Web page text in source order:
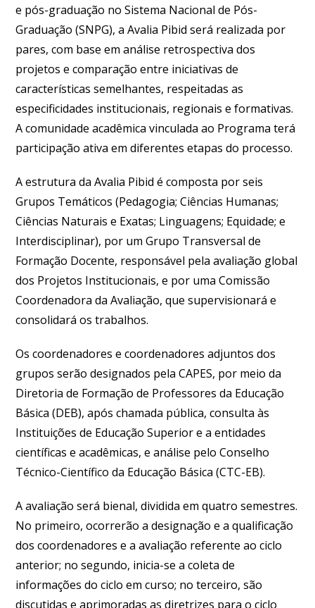
e pós-graduação no Sistema Nacional de Pós-
Graduação (SNPG), a Avalia Pibid será realizada por
pares, com base em análise retrospectiva dos
projetos e comparação entre iniciativas de
características semelhantes, respeitadas as
especificidades institucionais, regionais e formativas.
A comunidade acadêmica vinculada ao Programa terá
participação ativa em diferentes etapas do processo.
A estrutura da Avalia Pibid é composta por seis
Grupos Temáticos (Pedagogia; Ciências Humanas;
Ciências Naturais e Exatas; Linguagens; Equidade; e
Interdisciplinar), por um Grupo Transversal de
Formação Docente, responsável pela avaliação global
dos Projetos Institucionais, e por uma Comissão
Coordenadora da Avaliação, que supervisionará e
consolidará os trabalhos.
Os coordenadores e coordenadores adjuntos dos
grupos serão designados pela CAPES, por meio da
Diretoria de Formação de Professores da Educação
Básica (DEB), após chamada pública, consulta às
Instituições de Educação Superior e a entidades
científicas e acadêmicas, e análise pelo Conselho
Técnico-Científico da Educação Básica (CTC-EB).
A avaliação será bienal, dividida em quatro semestres.
No primeiro, ocorrerão a designação e a qualificação
dos coordenadores e a avaliação referente ao ciclo
anterior; no segundo, inicia-se a coleta de
informações do ciclo em curso; no terceiro, são
discutidas e aprimoradas as diretrizes para o ciclo